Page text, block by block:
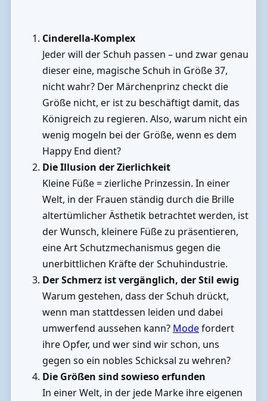
Cinderella-Komplex
Jeder will der Schuh passen – und zwar genau
dieser eine, magische Schuh in Größe 37,
nicht wahr? Der Märchenprinz checkt die
Größe nicht, er ist zu beschäftigt damit, das
Königreich zu regieren. Also, warum nicht ein
wenig mogeln bei der Größe, wenn es dem
Happy End dient?
Die Illusion der Zierlichkeit
Kleine Füße = zierliche Prinzessin. In einer
Welt, in der Frauen ständig durch die Brille
altertümlicher Ästhetik betrachtet werden, ist
der Wunsch, kleinere Füße zu präsentieren,
eine Art Schutzmechanismus gegen die
unerbittlichen Kräfte der Schuhindustrie.
Der Schmerz ist vergänglich, der Stil ewig
Warum gestehen, dass der Schuh drückt,
wenn man stattdessen leiden und dabei
umwerfend aussehen kann? Modefordert
ihre Opfer, und wer sind wir schon, uns
gegen so ein nobles Schicksal zu wehren?
Die Größen sind sowieso erfunden
In einer Welt, in der jede Marke ihre eigenen